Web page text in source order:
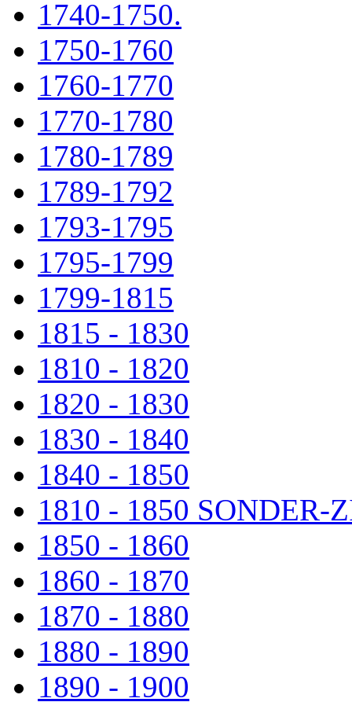
1740-1750.
1750-1760
1760-1770
1770-1780
1780-1789
1789-1792
1793-1795
1795-1799
1799-1815
1815 - 1830
1810 - 1820
1820 - 1830
1830 - 1840
1840 - 1850
1810 - 1850 SONDER-
1850 - 1860
1860 - 1870
1870 - 1880
1880 - 1890
1890 - 1900